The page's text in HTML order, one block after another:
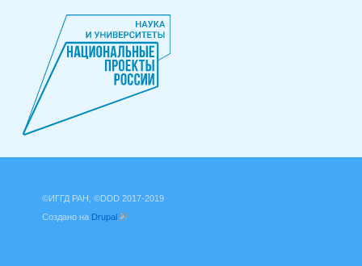
©ИГГД РАН, ©DDD 2017-2019
Создано на Drupal